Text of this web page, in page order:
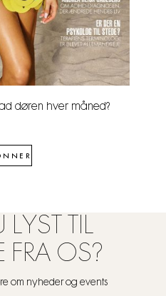
ad døren hver måned?
LYST TIL
FRA OS?
om nyheder og events